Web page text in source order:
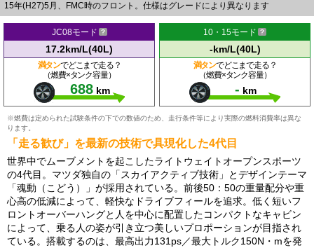
15年(H27)5月、FMC時のフロント。仕様はグレードにより異なります
JC08モード
17.2km/L(40L)
満タンでどこまで走る？
（燃費×タンク容量）
688 km
10・15モード
-km/L(40L)
満タンでどこまで走る？
（燃費×タンク容量）
- km
※燃費は定められた試験条件の下での数値のため、走行条件等により実際の燃料消費率は異な
ります。
「走る歓び」を最新の技術で具現化した4代目
世界中でムーブメントを起こしたライトウェイトオープンスポーツ
の4代目。マツダ独自の「スカイアクティブ技術」とデザインテーマ
「魂動（こどう）」が採用されている。前後50：50の重量配分や重
心高の低減によって、軽快なドライブフィールを追求。低く短いフ
ロントオーバーハングと人を中心に配置したコンパクトなキャビン
によって、乗る人の姿が引き立つ美しいプロポーションが目指され
ている。搭載するのは、最高出力131ps／最大トルク150N・mを発